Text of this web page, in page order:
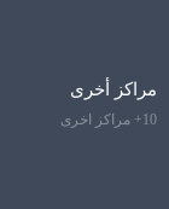
مراكز أخرى
10+ مراكز اخرى